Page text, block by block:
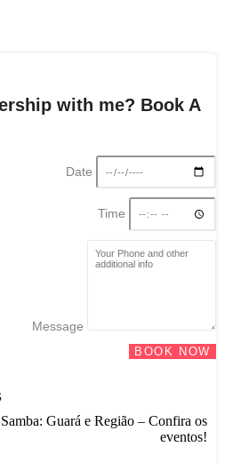
with me? Book A
Date
Time
Message
BOOK NOW